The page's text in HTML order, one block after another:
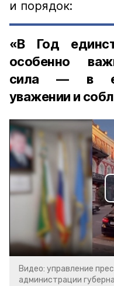
и порядок:
«В Год
особенно
сила — в
уважении и
Видео: управление
администрации